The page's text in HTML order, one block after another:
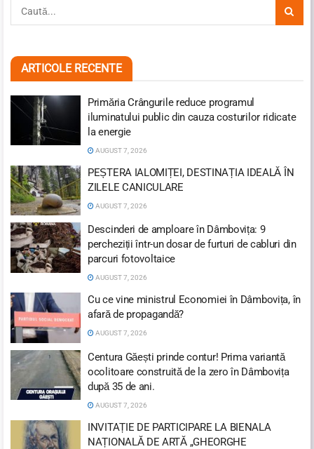
ARTICOLE RECENTE
Primăria Crângurile reduce programul
iluminatului public din cauza costurilor ridicate
la energie
AUGUST 7, 2026
PEȘTERA IALOMIȚEI, DESTINAȚIA IDEALĂ ÎN
ZILELE CANICULARE
AUGUST 7, 2026
Descinderi de amploare în Dâmbovița: 9
percheziții într-un dosar de furturi de cabluri din
parcuri fotovoltaice
AUGUST 7, 2026
Cu ce vine ministrul Economiei în Dâmbovița, în
afară de propagandă?
AUGUST 7, 2026
Centura Găești prinde contur! Prima variantă
ocolitoare construită de la zero în Dâmbovița
după 35 de ani.
AUGUST 7, 2026
INVITAȚIE DE PARTICIPARE LA BIENALA
NAȚIONALĂ DE ARTĂ „GHEORGHE